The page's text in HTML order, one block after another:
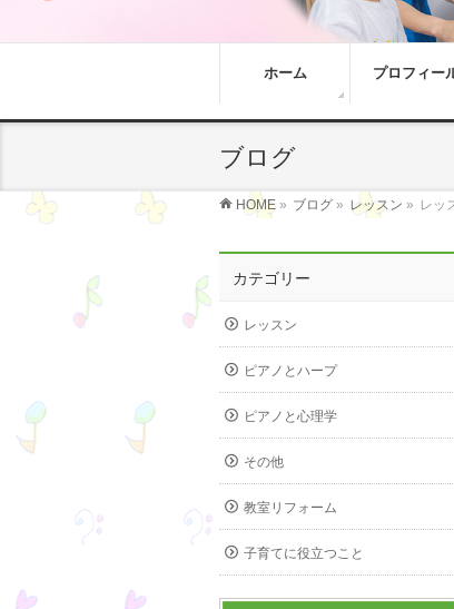
ホーム プロフィー
ブログ
HOME » ブログ » レッスン » レッ
カテゴリー
レッスン
ピアノとハープ
ピアノと心理学
その他
教室リフォーム
子育てに役立つこと